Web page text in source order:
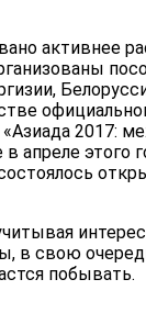
активнее
2017:
этого
в свою
побывать.